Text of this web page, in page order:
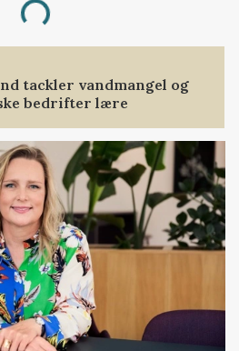
Loading...
tackler vandmangel og
bedrifter lære